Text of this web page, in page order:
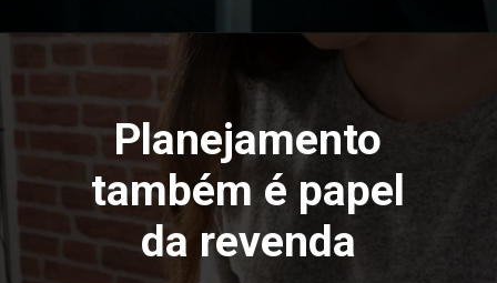
Planejamento
também é papel
da revenda